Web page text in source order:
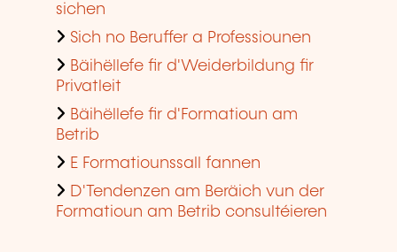
sichen
Sich no Beruffer a Professiounen
Bäihëllefe fir d'Weiderbildung fir
Privatleit
Bäihëllefe fir d'Formatioun am
Betrib
E Formatiounssall fannen
D'Tendenzen am Beräich vun der
Formatioun am Betrib consultéieren